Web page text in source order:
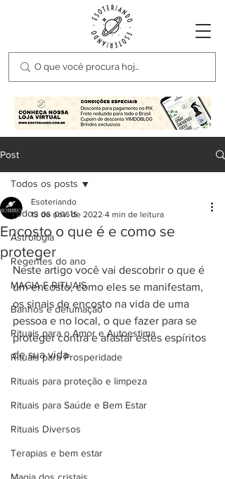
Post
Todos os posts
Astrologia
Regentes do ano
MAGIA E RITUAIS
Banhos e defumação
Rituais para o Amor e Autoestima
Rituais para Prosperidade
Rituais para proteção e limpeza
Rituais para Saúde e Bem Estar
Rituais Diversos
Terapias e bem estar
Todos os posts
Encosto o que é e como se
proteger
Esoteriando
13 de nov. de 2022 4 min de leitura
Neste artigo você vai descobrir o que é
um encosto, como eles se manifestam,
os sinais de encosto na vida de uma
pessoa e no local, o que fazer para se
proteger contra e afastar estes espíritos
de sua vida